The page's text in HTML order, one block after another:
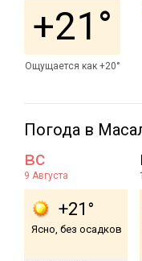
+21°
Ощущается как +20°
Погода в
вс
9 Августа
+21°
Ясно, без осадков